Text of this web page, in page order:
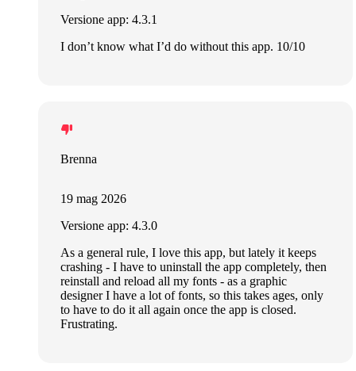
Versione app: 4.3.1
I don’t know what I’d do without this app. 10/10
Brenna
19 mag 2026
Versione app: 4.3.0
As a general rule, I love this app, but lately it keeps
crashing - I have to uninstall the app completely, then
reinstall and reload all my fonts - as a graphic
designer I have a lot of fonts, so this takes ages, only
to have to do it all again once the app is closed.
Frustrating.